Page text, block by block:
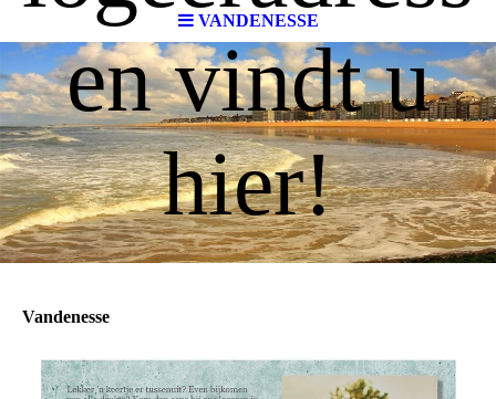
VANDENESSE
en vindt u
hier!
Vandenesse